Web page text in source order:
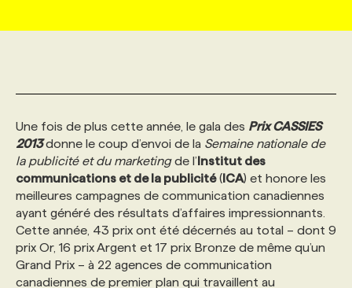
AFFAIRES DE L'INDUSTRIE
INITIATIVES NUMÉRIQUES
PRIX ET DISTINCTIONS
TENDANCES
WEB & MÉDIAS SOCIAUX
MARKETING DURABLE
ÉVÉNEMENTIEL
INFOLETTRE PUBLICITÉ
ANNONCEZ AVEC NOUS
CONSULTER LA CVTHÈQUE
PROFIL ENTREPRISE
FAQ
ANNONCEZ AVEC NOUS
VOIR LES OFFRES
PROFIL CANDIDAT
FAQ
ANNONCEZ AVEC NOUS
NOS FORMATIONS EN LIGNE
NOS PARCOURS DE FORMATIONS
FORMATIONS PERSONNALISÉES
NOS FORMATEUR‧RICES
CHASSE DE TÊTE
SERVICE DE CHASSE DE TÊTE
NOS TARIFS
NOS EXPERTISES
Une fois de plus cette année, le gala des Prix CASSIES
2013donne le coup d’envoi de la Semaine nationale de
la publicité et du marketingde l’Institut des
communications et de la publicité(ICA) et honore les
meilleures campagnes de communication canadiennes
ayant généré des résultats d’affaires impressionnants.
Cette année, 43 prix ont été décernés au total – dont 9
prix Or, 16 prix Argent et 17 prix Bronze de même qu’un
Grand Prix – à 22 agences de communication
canadiennes de premier plan qui travaillent au